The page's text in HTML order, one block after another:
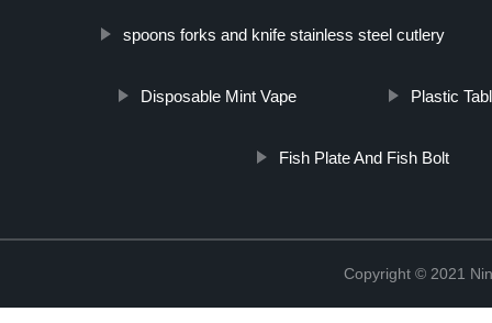
spoons forks and knife stainless steel cutlery
Disposable Mint Vape Plastic
Fish Plate And Fish Bolt
Copyright © 2021